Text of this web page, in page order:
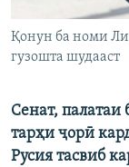
Қонун ба номи
гузошта шудааст
Сенат,
тарҳи ҷорӣ
Русия тасвиб